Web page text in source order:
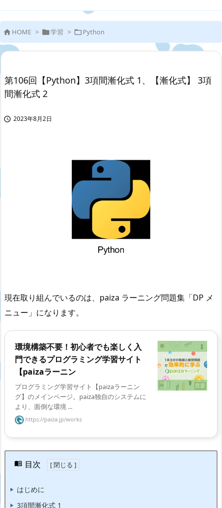
 HOME > 学習 > Python
第106回【Python】3項間漸化式 1、【漸化式】 3項
間漸化式 2
 2023年8月2日
現在取り組んでいるのは、paiza ラーニング問題集「DP メ
ニュー」になります。
環境構築不要！初心者でも楽しく入
門できるプログラミング学習サイト
【paizaラーニン
プログラミング学習サイト【paizaラーニン
グ】のメインページ。paiza独自のシステムに
より、面倒な環境 ...
https://paiza.jp/works
目次
はじめに
3項間漸化式 1